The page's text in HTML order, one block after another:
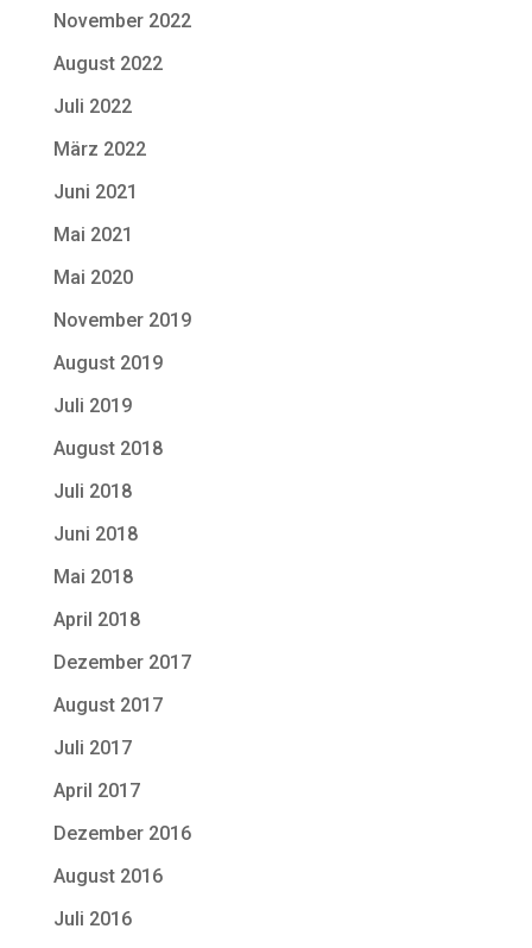
November 2022
August 2022
Juli 2022
März 2022
Juni 2021
Mai 2021
Mai 2020
November 2019
August 2019
Juli 2019
August 2018
Juli 2018
Juni 2018
Mai 2018
April 2018
Dezember 2017
August 2017
Juli 2017
April 2017
Dezember 2016
August 2016
Juli 2016